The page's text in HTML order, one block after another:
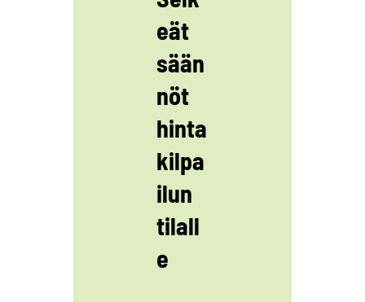
eät
sään
nöt
hinta
kilpa
ilun
tilall
e